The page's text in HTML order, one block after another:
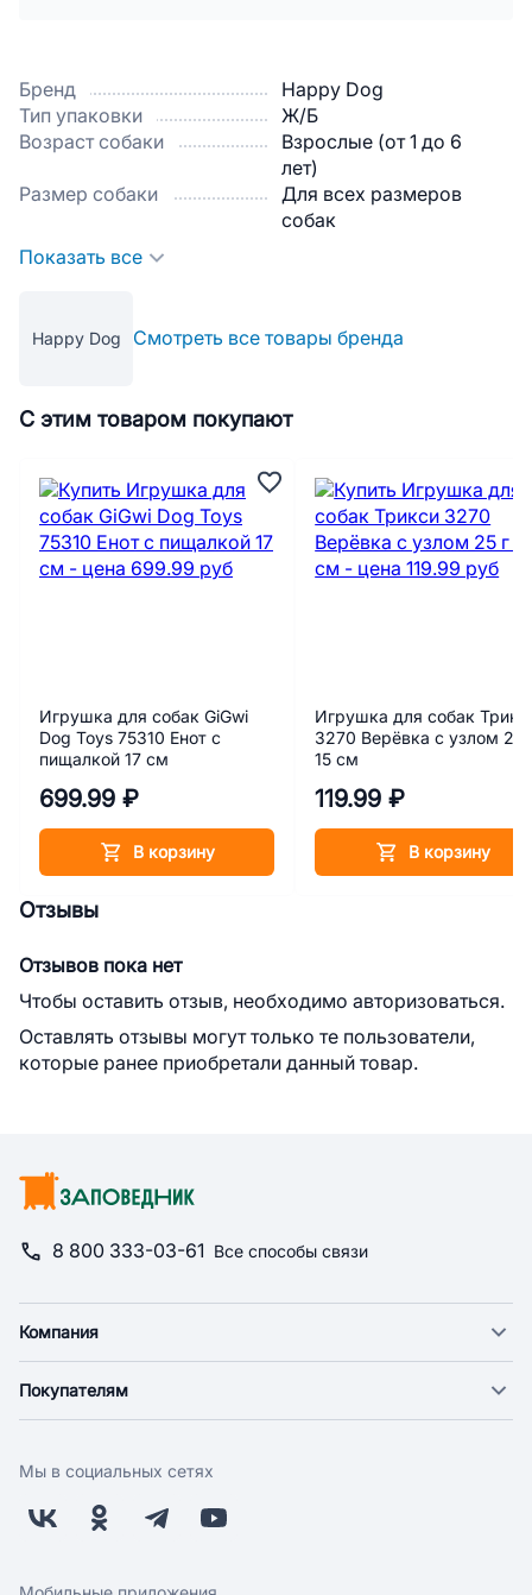
Бренд
Happy Dog
Тип упаковки
Ж/Б
Возраст собаки
Взрослые (от 1 до 6
лет)
Размер собаки
Для всех размеров
собак
Показать все
Happy Dog Смотреть все товары бренда
С этим товаром покупают
Игрушка для собак GiGwi
Dog Toys 75310 Енот с
пищалкой 17 см
699.99 ₽
В корзину
Игрушка для собак
3270 Верёвка с узлом 25
15 см
119.99 ₽
В корзину
Отзывы
Отзывов пока нет
Чтобы оставить отзыв, необходимо авторизоваться.
Оставлять отзывы могут только те пользователи,
которые ранее приобретали данный товар.
8 800 333-03-61 Все способы связи
Компания
Новости
Поставщикам
Заводчикам
Обратная связь
Покупателям
Оплата
Бонусная программа
Скидки и акции
Мы в социальных сетях